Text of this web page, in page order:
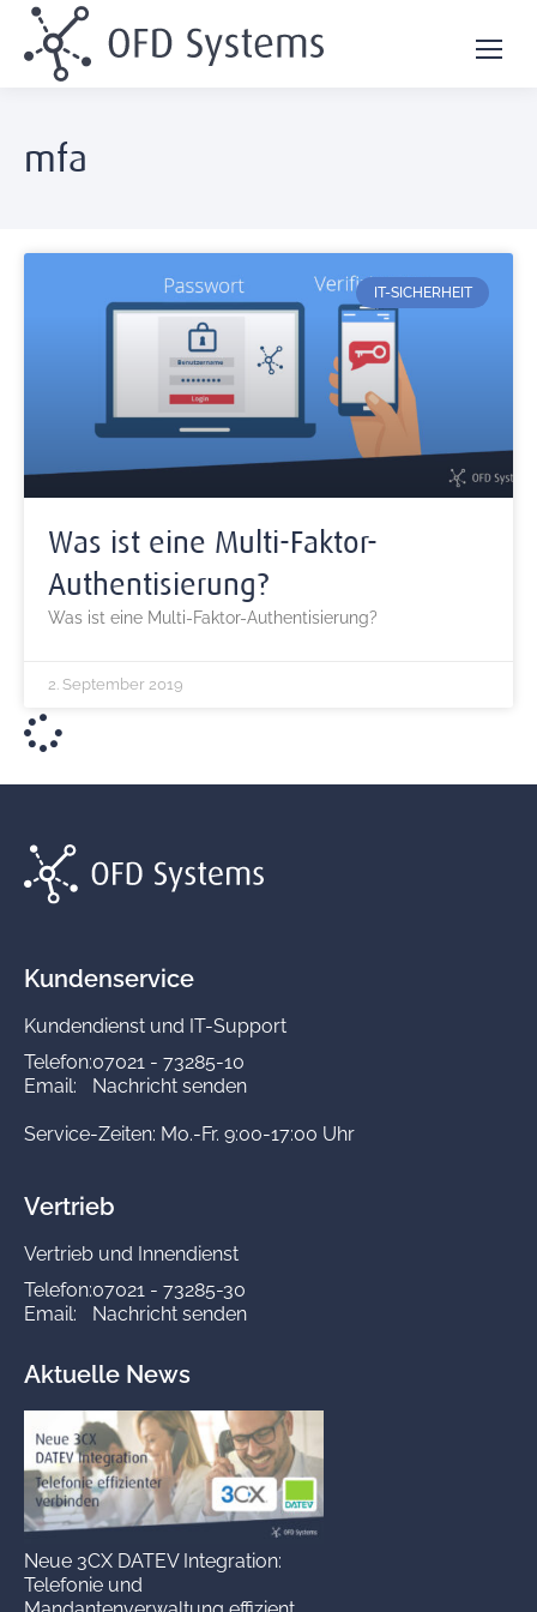
mfa
IT-SICHERHEIT
Was ist eine Multi-Faktor-
Authentisierung?
Was ist eine Multi-Faktor-Authentisierung?
2. September 2019
Kundenservice
Kundendienst und IT-Support
Telefon:07021 - 73285-10
Email:
Nachricht senden
Service-Zeiten: Mo.-Fr. 9:00-17:00 Uhr
Vertrieb
Vertrieb und Innendienst
Telefon:07021 - 73285-30
Email:
Nachricht senden
Aktuelle News
Neue 3CX DATEV Integration:
Telefonie und